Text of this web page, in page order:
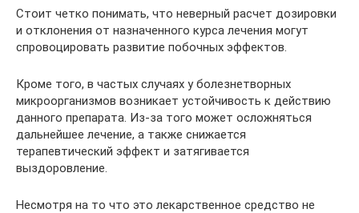
Стоит четко понимать, что неверный расчет дозировки
и отклонения от назначенного курса лечения могут
спровоцировать развитие побочных эффектов.
Кроме того, в частых случаях у болезнетворных
микроорганизмов возникает устойчивость к действию
данного препарата. Из-за того может осложняться
дальнейшее лечение, а также снижается
терапевтический эффект и затягивается
выздоровление.
Несмотря на то что это лекарственное средство не